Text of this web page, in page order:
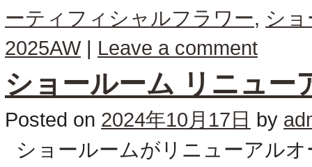
ーティフィシャルフラワー, シ
2025AW | Leave a comment
ショールーム リニュー
Posted on 2024年10月17日 by
ショールームがリニューアル